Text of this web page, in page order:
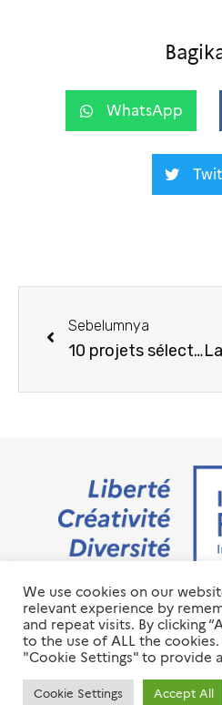
WhatsApp
Sebelumnya
10 projets sélectionnés pour le 75ème anniversaire des relations diplomatiques entre la France et l’Indonésie
Jalan M.H. Thamrin No.
+6221 23
info@ifi-
© 2020 All
INSTITUT FRANÇAIS
We use cookies on our
relevant experience by
and repeat visits. By clicking
to the use of ALL the
"Cookie Settings" to provide
Cookie Settings Accept All